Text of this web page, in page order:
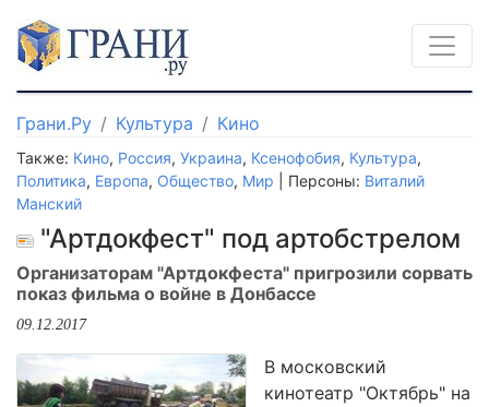
Грани.Ру Культура Кино
Также: Кино, Россия, Украина, Ксенофобия, Культура,
Политика, Европа, Общество, Мир | Персоны: Виталий
Манский
"Артдокфест" под артобстрелом
Организаторам "Артдокфеста" пригрозили сорвать
показ фильма о войне в Донбассе
09.12.2017
В московский
кинотеатр "Октябрь" на